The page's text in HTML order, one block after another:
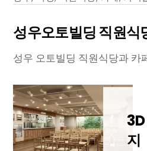
성우오토빌딩 직원식
성우 오토빌딩 직원식당과 카
지